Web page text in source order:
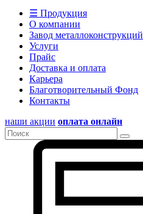
☰ Продукция
О компании
Завод металлоконструкций
Услуги
Прайс
Доставка и оплата
Карьера
Благотворительный Фонд
Контакты
наши акции оплата онлайн